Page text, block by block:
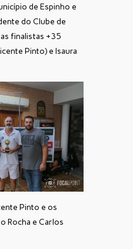
de Espinho e
do Clube de
finalistas +35
Pinto) e Isaura
Pinto e os
Rocha e Carlos